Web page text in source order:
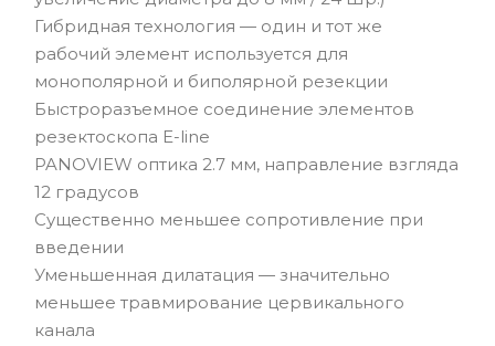
размера, когда это необходимо.
Небольшие размеры резектоскопа The Princess
делают его идеальным при лечении стеноза
шейки матки, фертильности и бесплодия.
Гибридная технология — один и тот же
рабочий элемент используется для
монополярной и биполярной резекции
Быстроразъемное соединение элементов
резектоскопа E-line
PANOVIEW оптика 2.7 мм, направление взгляда
12 градусов
Существенно меньшее сопротивление при
введении
Уменьшенная дилатация — значительно
меньшее травмирование цервикального
канала